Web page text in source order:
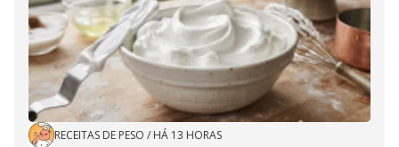
RECEITAS DE PESO / HÁ 13 HORAS